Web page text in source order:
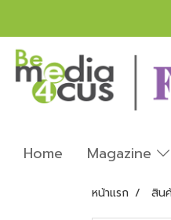
Home Magazine
หน้าแรก สิน